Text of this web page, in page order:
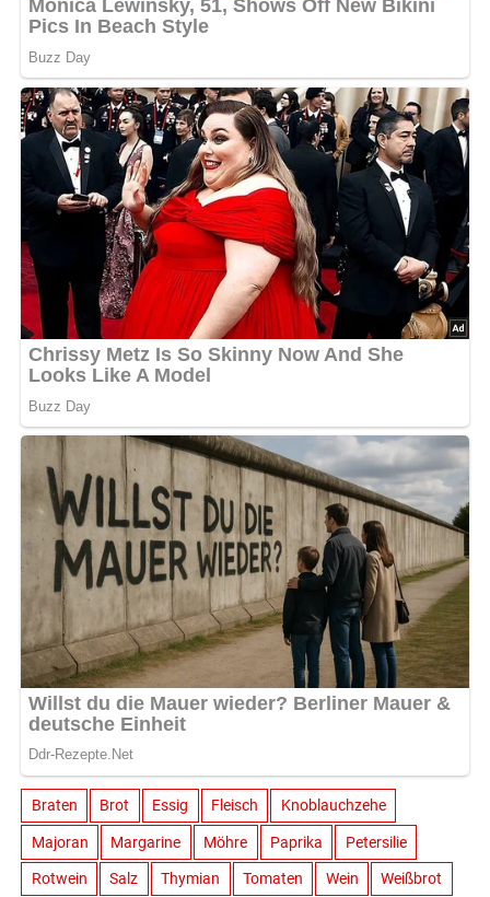
Braten Brot Essig Fleisch Knoblauchzehe
Majoran Margarine Möhre Paprika Petersilie
Rotwein Salz Thymian Tomaten Wein Weißbrot